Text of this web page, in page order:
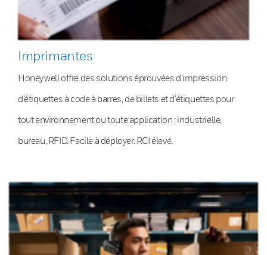
Imprimantes
Honeywell offre des solutions éprouvées d’impression
d’étiquettes à code à barres, de billets et d’étiquettes pour
tout environnement ou toute application : industrielle,
bureau, RFID. Facile à déployer. RCI élevé.